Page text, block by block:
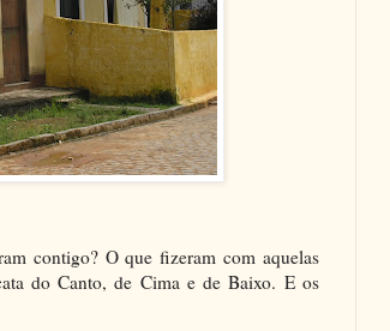
contigo? O que fizeram com aquelas
do Canto, de Cima e de Baixo. E os